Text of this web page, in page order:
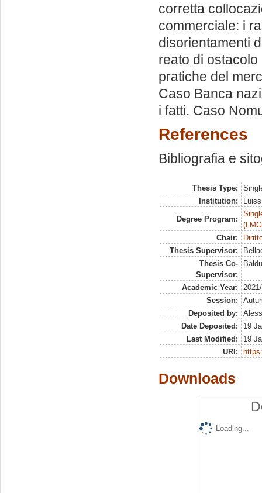
corretta
commerciale: i
disorientamenti
reato di
pratiche del
Caso Banca
i fatti. Caso
References
Bibliografia e
Thesis Type:
Institution:
Degree Program:
Chair:
Thesis Supervisor:
Thesis Co-
Supervisor:
Academic Year:
Session:
Deposited by:
Date Deposited:
19
Last Modified:
19
URI:
Downloads
Loading...